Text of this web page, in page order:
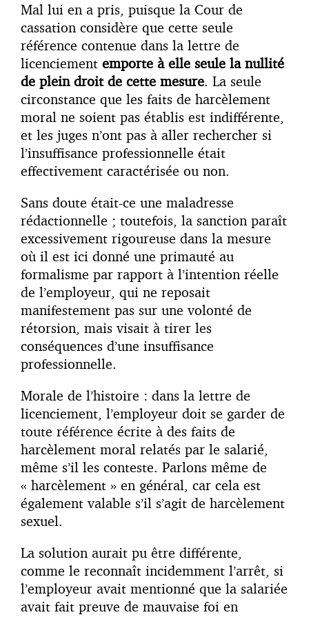
Mal lui en a pris, puisque la Cour de
cassation considère que cette seule
référence contenue dans la lettre de
licenciement emporte à elle seule la nullité
de plein droit de cette mesure. La seule
circonstance que les faits de harcèlement
moral ne soient pas établis est indifférente,
et les juges n’ont pas à aller rechercher si
l’insuffisance professionnelle était
effectivement caractérisée ou non.
Sans doute était-ce une maladresse
rédactionnelle ; toutefois, la sanction paraît
excessivement rigoureuse dans la mesure
où il est ici donné une primauté au
formalisme par rapport à l’intention réelle
de l’employeur, qui ne reposait
manifestement pas sur une volonté de
rétorsion, mais visait à tirer les
conséquences d’une insuffisance
professionnelle.
Morale de l’histoire : dans la lettre de
licenciement, l’employeur doit se garder de
toute référence écrite à des faits de
harcèlement moral relatés par le salarié,
même s’il les conteste. Parlons même de
« harcèlement » en général, car cela est
également valable s’il s’agit de harcèlement
sexuel.
La solution aurait pu être différente,
comme le reconnaît incidemment l’arrêt, si
l’employeur avait mentionné que la salariée
avait fait preuve de mauvaise foi en